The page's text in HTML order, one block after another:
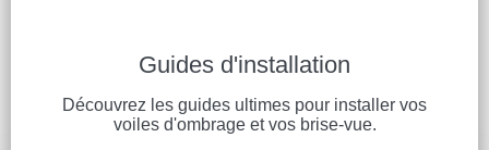
Guides d'installation
Découvrez les guides ultimes pour installer vos
voiles d'ombrage et vos brise-vue.